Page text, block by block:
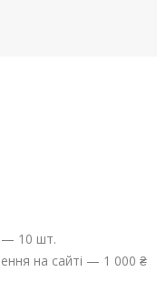
— 10 шт.
на сайті — 1 000 ₴